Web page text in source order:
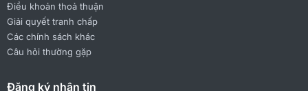
Điều khoản thoả thuận
Giải quyết tranh chấp
Các chính sách khác
Câu hỏi thường gặp
Đăng ký nhận tin